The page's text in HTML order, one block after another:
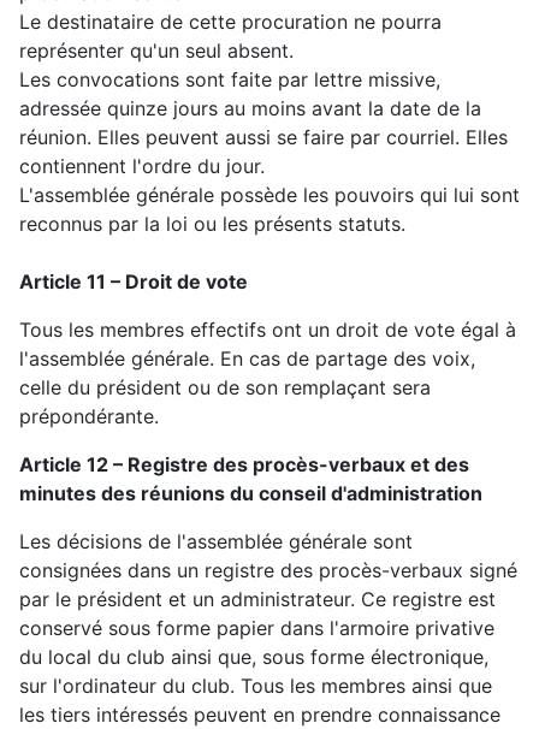
Le destinataire de cette procuration ne pourra
représenter qu'un seul absent.
Les convocations sont faite par lettre missive,
adressée quinze jours au moins avant la date de la
réunion. Elles peuvent aussi se faire par courriel. Elles
contiennent l'ordre du jour.
L'assemblée générale possède les pouvoirs qui lui sont
reconnus par la loi ou les présents statuts.
Article 11 – Droit de vote
Tous les membres effectifs ont un droit de vote égal à
l'assemblée générale. En cas de partage des voix,
celle du président ou de son remplaçant sera
prépondérante.
Article 12 – Registre des procès-verbaux et des
minutes des réunions du conseil d'administration
Les décisions de l'assemblée générale sont
consignées dans un registre des procès-verbaux signé
par le président et un administrateur. Ce registre est
conservé sous forme papier dans l'armoire privative
du local du club ainsi que, sous forme électronique,
sur l'ordinateur du club. Tous les membres ainsi que
les tiers intéressés peuvent en prendre connaissance